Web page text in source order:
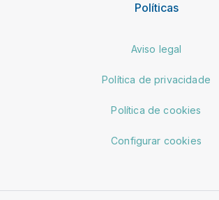
Políticas
Aviso legal
Política de privacidade
Política de cookies
Configurar cookies